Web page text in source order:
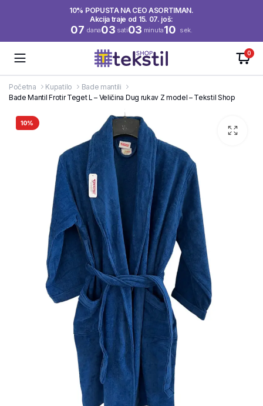
10% POPUSTA NA CEO ASORTIMAN.
Akcija traje od 15. 07. još:
07 dana03 sati03 minuta10 sek.
0
Početna Kupatilo
Bade mantili
Bade Mantil Frotir Teget L – Veličina Dug rukav Z model – Tekstil Shop
10%